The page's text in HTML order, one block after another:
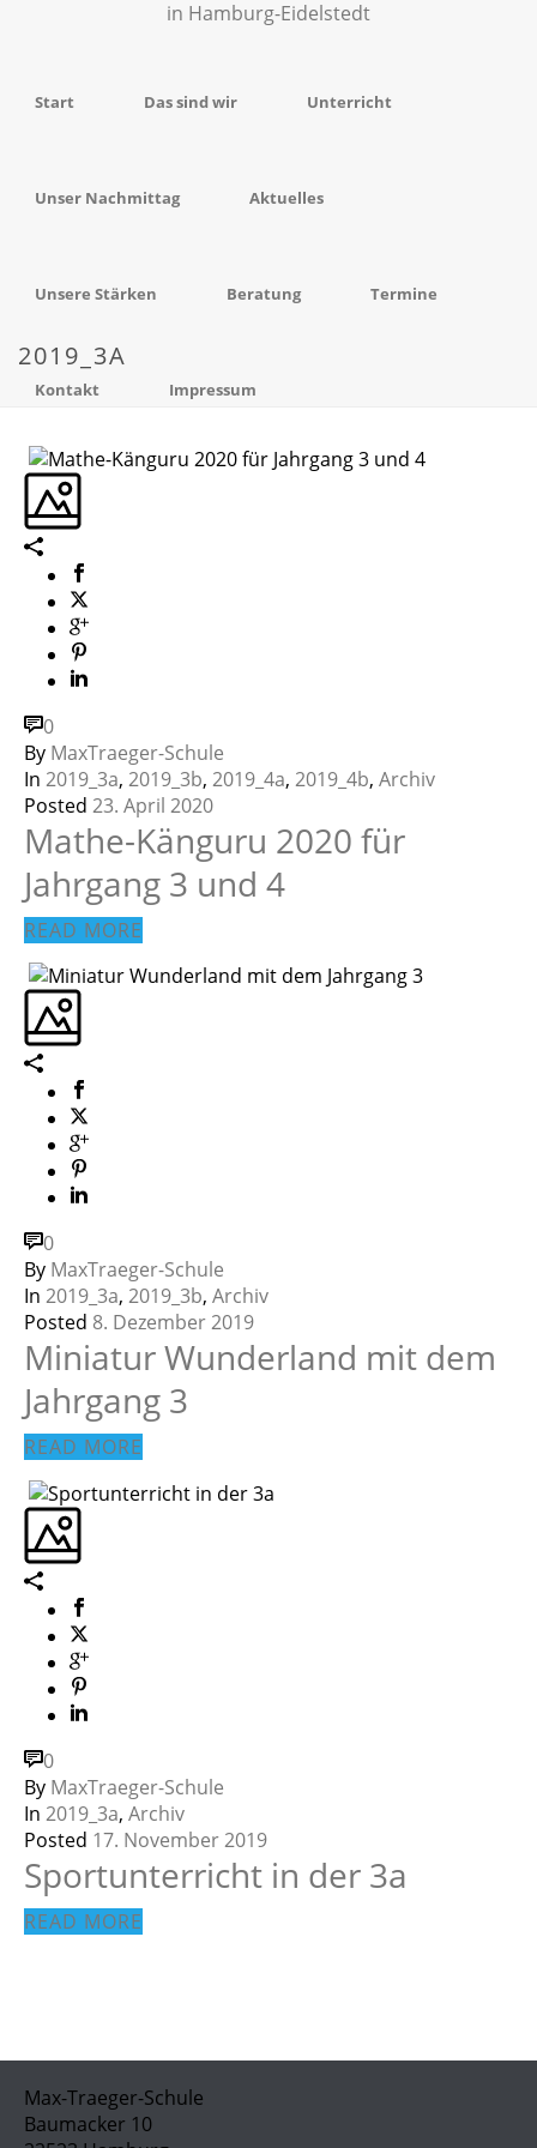
Start Das sind wir Unterricht
Unser Nachmittag Aktuelles
Unsere Stärken Beratung Termine
Kontakt Impressum
2019_3A
0
By MaxTraeger-Schule
In 2019_3a, 2019_3b, 2019_4a, 2019_4b, Archiv
Posted 23. April 2020
Mathe-Känguru 2020 für
Jahrgang 3 und 4
READ MORE
0
By MaxTraeger-Schule
In 2019_3a, 2019_3b, Archiv
Posted 8. Dezember 2019
Miniatur Wunderland mit dem
Jahrgang 3
READ MORE
0
By MaxTraeger-Schule
In 2019_3a, Archiv
Posted 17. November 2019
Sportunterricht in der 3a
READ MORE
Max-Traeger-Schule
Baumacker 10